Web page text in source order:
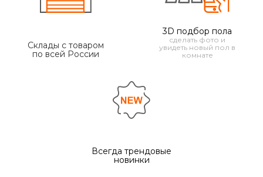
Склады с товаром
по всей России
3D подбор пола
сделать фото и
увидеть новый пол в
комнате
Всегда трендовые
новинки